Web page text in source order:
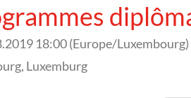
18:00(Europe/Luxembourg)
, Luxemburg